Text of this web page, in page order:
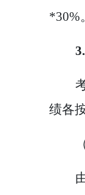
*30%。
绩各